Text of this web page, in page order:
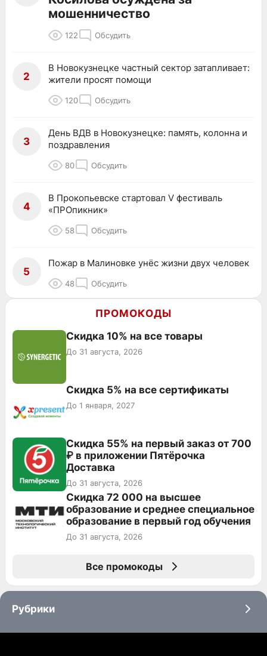
мошенничество
122 Обсудить
2
В Новокузнецке частный сектор затапливает:
жители просят помощи
120 Обсудить
3
День ВДВ в Новокузнецке: память, колонна и
поздравления
80 Обсудить
4
В Прокопьевске стартовал V фестиваль
«ПРОпикник»
58 Обсудить
5
Пожар в Малиновке унёс жизни двух человек
48 Обсудить
ПРОМОКОДЫ
Скидка 10% на все товары
До 31 августа, 2026
Скидка 5% на все сертификаты
До 1 января, 2027
Скидка 55% на первый заказ от 700
₽ в приложении Пятёрочка
Доставка
До 31 августа, 2026
Скидка 72 000 на высшее
образование и среднее специальное
образование в первый год обучения
До 31 августа, 2026
Все промокоды
Рубрики